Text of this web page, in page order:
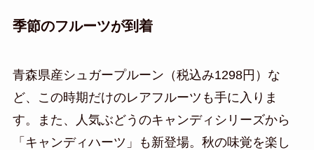
季節のフルーツが到着
青森県産シュガープルーン（税込み1298円）な
ど、この時期だけのレアフルーツも手に入りま
す。また、人気ぶどうのキャンディシリーズから
「キャンディハーツ」も新登場。秋の味覚を楽し